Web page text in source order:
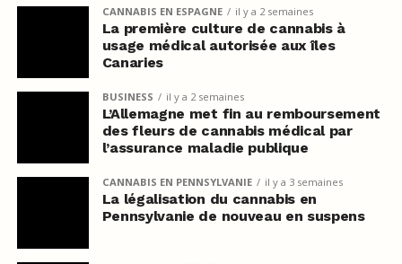
CANNABIS EN ESPAGNE il y a 2 semaines
La première culture de cannabis à
usage médical autorisée aux îles
Canaries
BUSINESS il y a 2 semaines
L’Allemagne met fin au remboursement
des fleurs de cannabis médical par
l’assurance maladie publique
CANNABIS EN PENNSYLVANIE il y a 3 semaines
La légalisation du cannabis en
Pennsylvanie de nouveau en suspens